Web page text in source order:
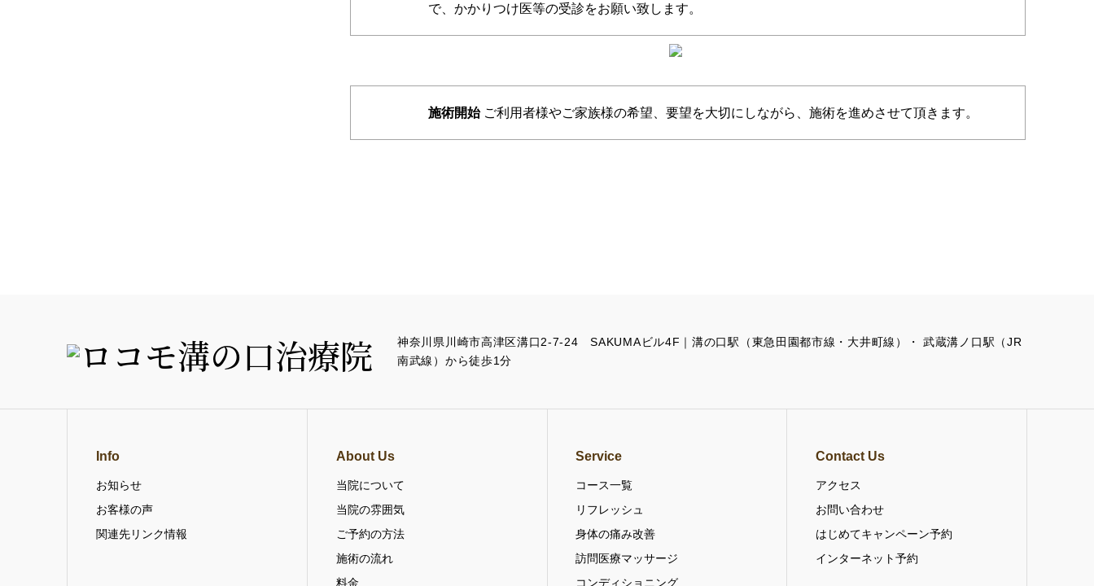
で、かかりつけ医等の受診をお願い致します。
施術開始ご利用者様やご家族様の希望、要望を大切にしながら、施術を進めさせて頂きます。
神奈川県川崎市高津区溝口2-7-24 SAKUMAビル4F｜溝の口駅（東急田園都市線・大井町線）・ 武蔵溝ノ口駅（JR
南武線）から徒歩1分
Info
お知らせ
お客様の声
関連先リンク情報
About Us
当院について
当院の雰囲気
ご予約の方法
施術の流れ
料金
Service
コース一覧
リフレッシュ
身体の痛み改善
訪問医療マッサージ
コンディショニング
Contact Us
アクセス
お問い合わせ
はじめてキャンペーン予約
インターネット予約